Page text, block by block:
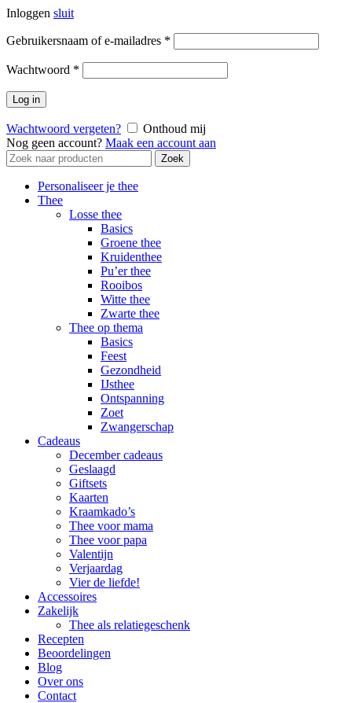
Inloggen sluit
Gebruikersnaam of e-mailadres *
Wachtwoord *
Log in
Wachtwoord vergeten?
Onthoud mij
Nog geen account? Maak een account aan
Zoek
naar:
Zoek
Personaliseer je thee
Thee
Losse thee
Basics
Groene thee
Kruidenthee
Pu’er thee
Rooibos
Witte thee
Zwarte thee
Thee op thema
Basics
Feest
Gezondheid
IJsthee
Ontspanning
Zoet
Zwangerschap
Cadeaus
December cadeaus
Geslaagd
Giftsets
Kaarten
Kraamkado’s
Thee voor mama
Thee voor papa
Valentijn
Verjaardag
Vier de liefde!
Accessoires
Zakelijk
Thee als relatiegeschenk
Recepten
Beoordelingen
Blog
Over ons
Contact